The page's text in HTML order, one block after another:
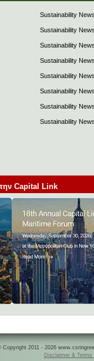
Sustainability
Sustainability
Sustainability
Sustainability
Sustainability
Sustainability
Sustainability
Sustainability
Capital Link
Copyright 2011 - 2026
Disclaimer & Terms